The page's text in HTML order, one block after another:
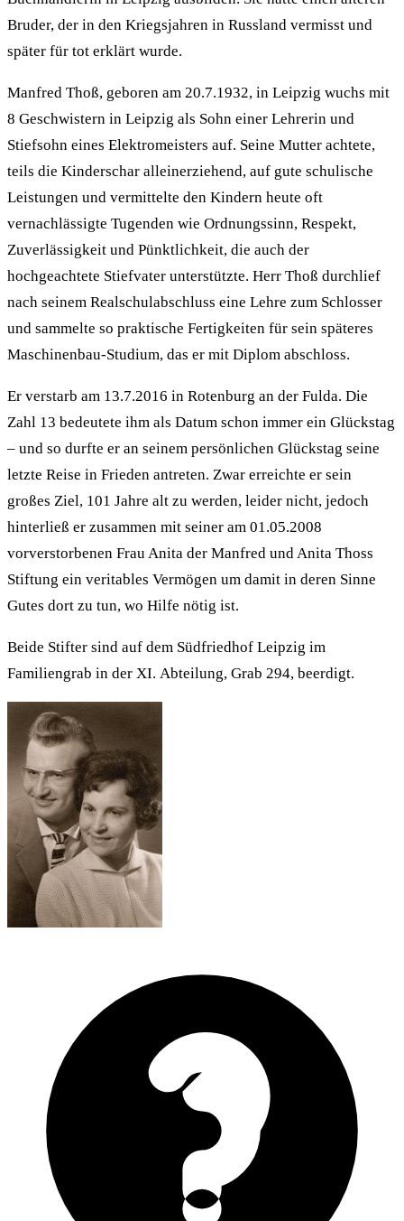
Bruder, der in den Kriegsjahren in Russland vermisst und
später für tot erklärt wurde.
Manfred Thoß, geboren am 20.7.1932, in Leipzig wuchs mit
8 Geschwistern in Leipzig als Sohn einer Lehrerin und
Stiefsohn eines Elektromeisters auf. Seine Mutter achtete,
teils die Kinderschar alleinerziehend, auf gute schulische
Leistungen und vermittelte den Kindern heute oft
vernachlässigte Tugenden wie Ordnungssinn, Respekt,
Zuverlässigkeit und Pünktlichkeit, die auch der
hochgeachtete Stiefvater unterstützte. Herr Thoß durchlief
nach seinem Realschulabschluss eine Lehre zum Schlosser
und sammelte so praktische Fertigkeiten für sein späteres
Maschinenbau-Studium, das er mit Diplom abschloss.
Er verstarb am 13.7.2016 in Rotenburg an der Fulda. Die
Zahl 13 bedeutete ihm als Datum schon immer ein Glückstag
– und so durfte er an seinem persönlichen Glückstag seine
letzte Reise in Frieden antreten. Zwar erreichte er sein
großes Ziel, 101 Jahre alt zu werden, leider nicht, jedoch
hinterließ er zusammen mit seiner am 01.05.2008
vorverstorbenen Frau Anita der Manfred und Anita Thoss
Stiftung ein veritables Vermögen um damit in deren Sinne
Gutes dort zu tun, wo Hilfe nötig ist.
Beide Stifter sind auf dem Südfriedhof Leipzig im
Familiengrab in der XI. Abteilung, Grab 294, beerdigt.